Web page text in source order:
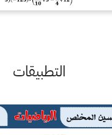
التطبيقات